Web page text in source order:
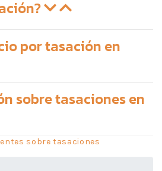
por tasación en
sobre tasaciones en
sobre tasaciones